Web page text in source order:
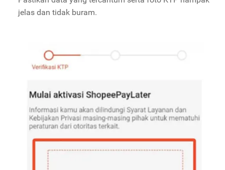
jelas dan tidak buram.